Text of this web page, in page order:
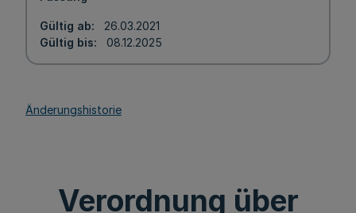
Gültig ab
26.03.2021
Gültig bis
08.12.2025
Änderungshistorie
Verordnung über